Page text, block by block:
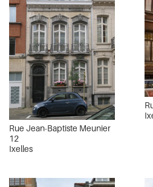
Rue Jean-Baptiste Meunier
12
Ixelles